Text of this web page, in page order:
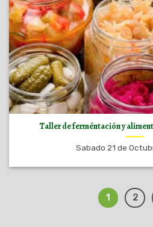
Taller de ferméntación y
Sabado 21 de
1 2